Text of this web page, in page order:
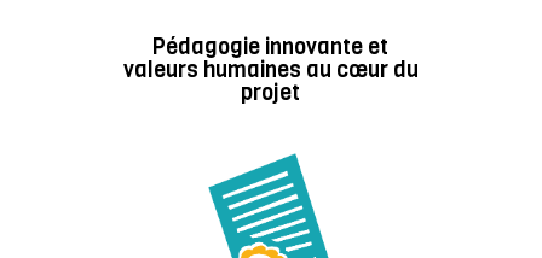
Pédagogie innovante et
valeurs humaines au cœur du
projet